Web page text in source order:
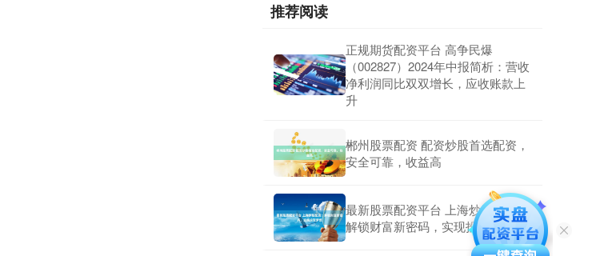
推荐阅读
正规期货配资平台 高争民爆
（002827）2024年中报简析：营收
净利润同比双双增长，应收账款上
升
郴州股票配资 配资炒股首选配资，
安全可靠，收益高
最新股票配资平台 上海炒股配资：
解锁财富新密码，实现投资梦想